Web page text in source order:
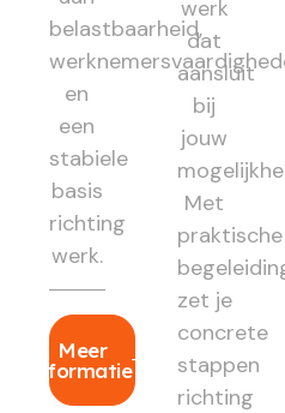
belastbaarheid,
en
een
stabiele
basis
richting
werk.
Meer
informatie
werk
dat
aansluit
bij
jouw
Met
praktische
zet je
concrete
stappen
richting